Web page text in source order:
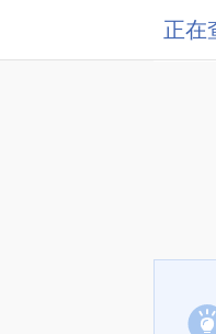
正在